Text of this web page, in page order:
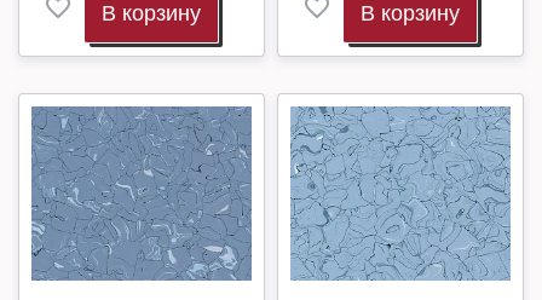
В корзину В корзину